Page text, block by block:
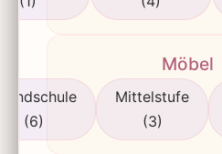
Möbel
(6)
Mittelstufe
(3)